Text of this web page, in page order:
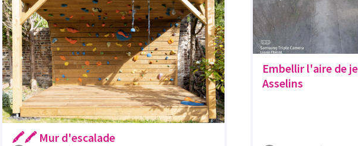
🖍🖍 Mur d'escalade
Embellir l'aire de
Asselins